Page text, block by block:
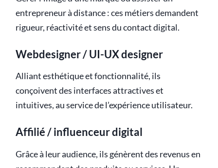
entrepreneur à distance : ces métiers demandent
rigueur, réactivité et sens du contact digital.
Webdesigner / UI-UX designer
Alliant esthétique et fonctionnalité, ils
conçoivent des interfaces attractives et
intuitives, au service de l’expérience utilisateur.
Affilié / influenceur digital
Grâce à leur audience, ils génèrent des revenus en